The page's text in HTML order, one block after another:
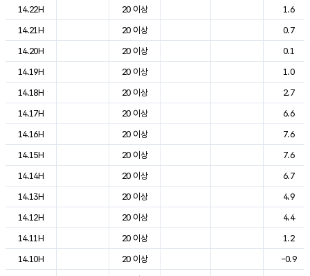
14.22H
20 이상
1.6
14.21H
20 이상
0.7
14.20H
20 이상
0.1
14.19H
20 이상
1.0
14.18H
20 이상
2.7
14.17H
20 이상
6.6
14.16H
20 이상
7.6
14.15H
20 이상
7.6
14.14H
20 이상
6.7
14.13H
20 이상
4.9
14.12H
20 이상
4.4
14.11H
20 이상
1.2
14.10H
20 이상
-0.9